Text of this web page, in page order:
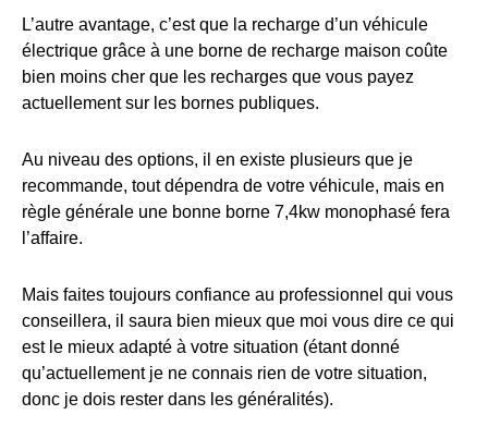
L’autre avantage, c’est que la recharge d’un véhicule
électrique grâce à une borne de recharge maison coûte
bien moins cher que les recharges que vous payez
actuellement sur les bornes publiques.
Au niveau des options, il en existe plusieurs que je
recommande, tout dépendra de votre véhicule, mais en
règle générale une bonne borne 7,4kw monophasé fera
l’affaire.
Mais faites toujours confiance au professionnel qui vous
conseillera, il saura bien mieux que moi vous dire ce qui
est le mieux adapté à votre situation (étant donné
qu’actuellement je ne connais rien de votre situation,
donc je dois rester dans les généralités).